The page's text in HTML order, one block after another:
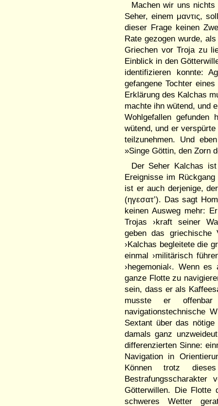
Machen wir uns
Seher, einem μαντις,
dieser Frage keinen
Rate gezogen wurde,
Griechen vor Troja zu
Einblick in den
identifizieren konnte:
gefangene Tochter
Erklärung des Kalchas
machte ihn wütend, und
Wohlgefallen gefunden
wütend, und er
teilzunehmen. Und
»Singe Göttin, den Zorn
Der Seher Kalchas
Ereignisse im
ist er auch derjenige,
(ηγεσατ’). Das sagt
keinen Ausweg mehr:
Trojas ›kraft seiner
geben das griechische
›Kalchas begleitete die
einmal ›militärisch
›hegemonial‹. Wenn
ganze Flotte zu
sein, dass er als
musste er
navigationstechnische
Sextant über das
damals ganz
differenzierten Sinne:
Navigation in
Können trotz
Bestrafungsscharakter
Götterwillen. Die Flotte
schweres Wetter